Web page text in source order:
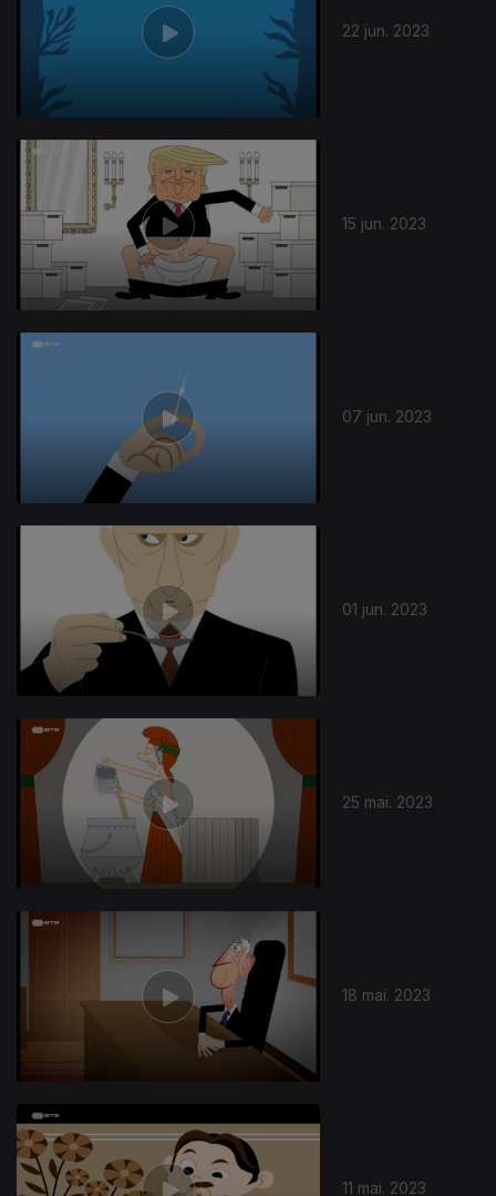
22 jun. 2023
15 jun. 2023
07 jun. 2023
01 jun. 2023
25 mai. 2023
18 mai. 2023
11 mai. 2023